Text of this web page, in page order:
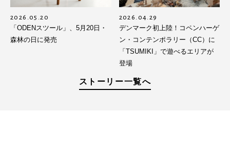
2026.05.20
「ODENスツール」、5月20日・
森林の日に発売
2026.04.29
デンマーク初上陸！コペンハーゲ
ン・コンテンポラリー（CC）に
「TSUMIKI」で遊べるエリアが
登場
ストーリー一覧へ